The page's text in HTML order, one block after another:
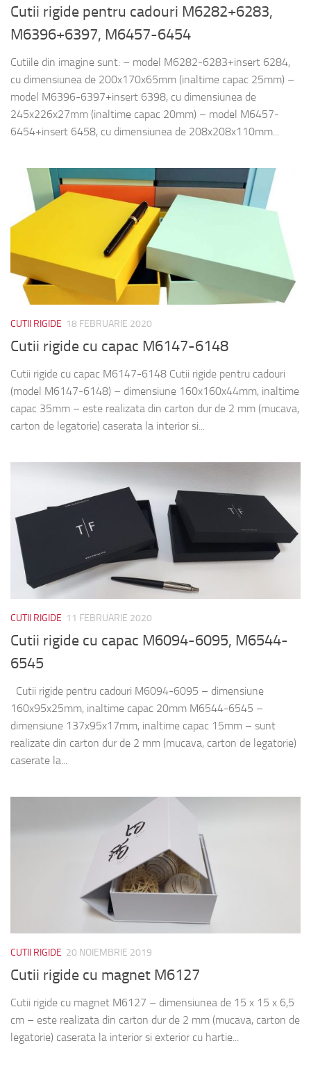
Cutii rigide pentru cadouri M6282+6283,
M6396+6397, M6457-6454
Cutiile din imagine sunt: – model M6282-6283+insert 6284,
cu dimensiunea de 200x170x65mm (inaltime capac 25mm) –
model M6396-6397+insert 6398, cu dimensiunea de
245x226x27mm (inaltime capac 20mm) – model M6457-
6454+insert 6458, cu dimensiunea de 208x208x110mm...
CUTII RIGIDE 18 FEBRUARIE 2020
Cutii rigide cu capac M6147-6148
Cutii rigide cu capac M6147-6148 Cutii rigide pentru cadouri
(model M6147-6148) – dimensiune 160x160x44mm, inaltime
capac 35mm – este realizata din carton dur de 2 mm (mucava,
carton de legatorie) caserata la interior si...
CUTII RIGIDE 11 FEBRUARIE 2020
Cutii rigide cu capac M6094-6095, M6544-
6545
Cutii rigide pentru cadouri M6094-6095 – dimensiune
160x95x25mm, inaltime capac 20mm M6544-6545 –
dimensiune 137x95x17mm, inaltime capac 15mm – sunt
realizate din carton dur de 2 mm (mucava, carton de legatorie)
caserate la...
CUTII RIGIDE 20 NOIEMBRIE 2019
Cutii rigide cu magnet M6127
Cutii rigide cu magnet M6127 – dimensiunea de 15 x 15 x 6,5
cm – este realizata din carton dur de 2 mm (mucava, carton de
legatorie) caserata la interior si exterior cu hartie...